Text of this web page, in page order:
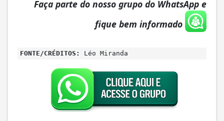
Faça parte do nosso grupo do WhatsApp e
fique bem informado
FONTE/CRÉDITOS: Léo Miranda